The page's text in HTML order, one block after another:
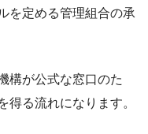
を定める管理組合の承
構が公式な窓口のた
得る流れになります。